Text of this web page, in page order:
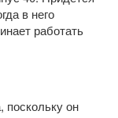
в него
работать
поскольку он